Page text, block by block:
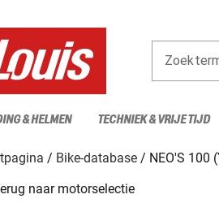
& HELMEN TECHNIEK & VRIJE TIJD
Bike-database
NEO'S 100
naar motorselectie